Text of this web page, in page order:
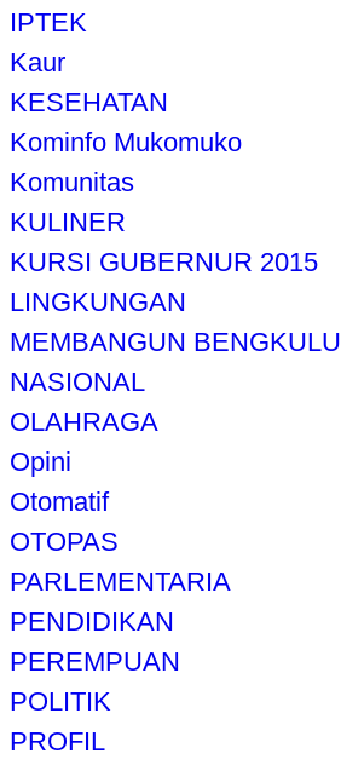
IPTEK
Kaur
KESEHATAN
Kominfo Mukomuko
Komunitas
KULINER
KURSI GUBERNUR 2015
LINGKUNGAN
MEMBANGUN BENGKULU
NASIONAL
OLAHRAGA
Opini
Otomatif
OTOPAS
PARLEMENTARIA
PENDIDIKAN
PEREMPUAN
POLITIK
PROFIL